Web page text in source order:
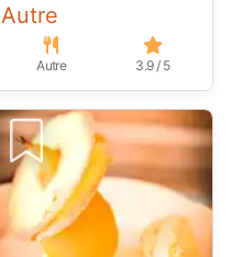
Autre
Autre 3.9 / 5